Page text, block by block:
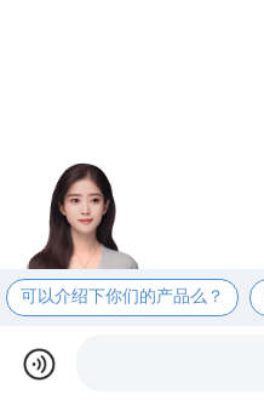
可以介绍下你们的产品么？